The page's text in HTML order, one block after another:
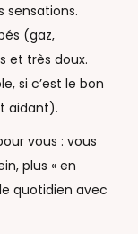
sensations.
(gaz,
et très doux.
si c’est le bon
aidant).
vous : vous
plus « en
quotidien avec